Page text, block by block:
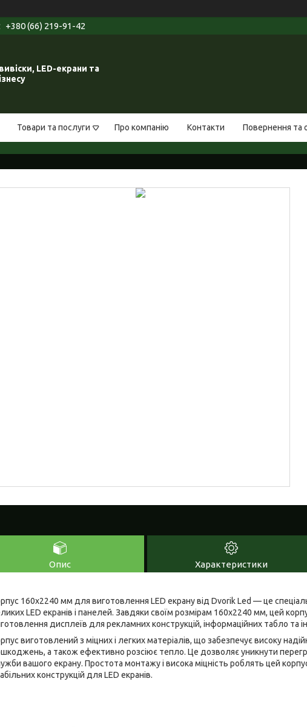
+380 (66) 219-91-42
LED-екрани та
Товари та послуги Про компанію Контакти Повернення та
Опис Характеристики
160x2240 мм для виготовлення LED екрану від Dvorik Led — це
LED екранів і панелей. Завдяки своїм розмірам 160x2240 мм, цей
дисплеїв для рекламних конструкцій, інформаційних табло та
виготовлений з міцних і легких матеріалів, що забезпечує високу
а також ефективно розсіює тепло. Це дозволяє уникнути
вашого екрану. Простота монтажу і висока міцність роблять цей
конструкцій для LED екранів.